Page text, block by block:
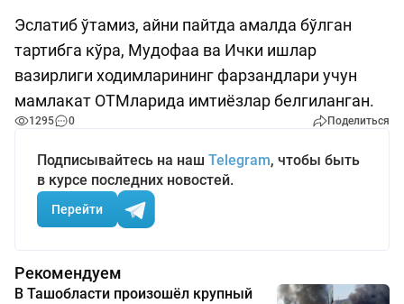
Эслатиб ўтамиз, айни пайтда амалда бўлган
тартибга кўра, Мудофаа ва Ички ишлар
вазирлиги ходимларининг фарзандлари учун
мамлакат ОТМларида имтиёзлар белгиланган.
1295 0 Поделиться
Подписывайтесь на наш Telegram, чтобы быть
в курсе последних новостей.
Перейти
Рекомендуем
В Ташобласти произошёл крупный